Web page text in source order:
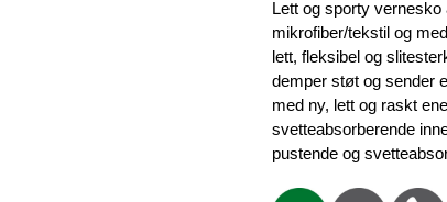
var:
3.259
Lett og sporty
mikrofiber/tekstil og
lett, fleksibel og
demper støt og sender
med ny, lett og raskt
svetteabsorberende
pustende og